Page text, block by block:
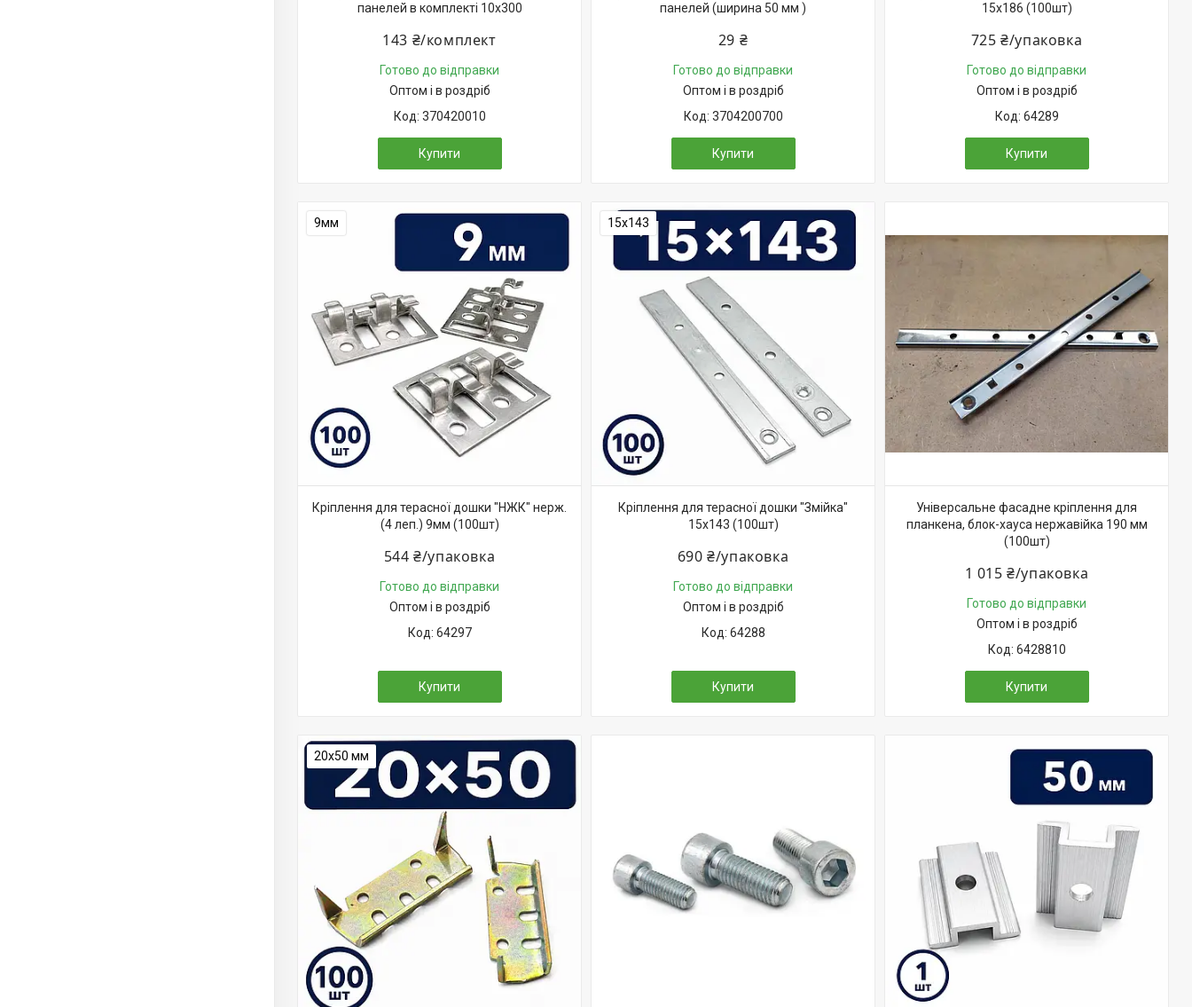
панелей в комплекті 10х300
143 ₴/комплект
Готово до відправки
Оптом і в роздріб
370420010
Купити
панелей (ширина 50 мм )
29 ₴
Готово до відправки
Оптом і в роздріб
3704200700
Купити
15х186 (100шт)
725 ₴/упаковка
Готово до відправки
Оптом і в роздріб
64289
Купити
9мм
Кріплення для терасної дошки "НЖК" нерж.
(4 леп.) 9мм (100шт)
544 ₴/упаковка
Готово до відправки
Оптом і в роздріб
64297
Купити
15х143
Кріплення для терасної дошки "Змійка"
15х143 (100шт)
690 ₴/упаковка
Готово до відправки
Оптом і в роздріб
64288
Купити
Універсальне фасадне кріплення для
планкена, блок-хауса нержавійка 190 мм
(100шт)
1 015 ₴/упаковка
Готово до відправки
Оптом і в роздріб
6428810
Купити
20х50 мм